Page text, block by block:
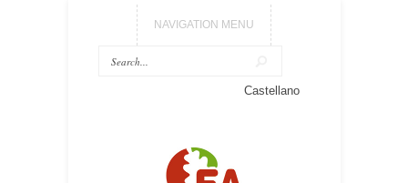
NAVIGATION MENU
Castellano